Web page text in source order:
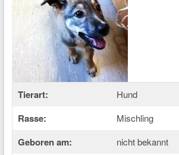
Tierart: Hund
Rasse: Mischling
Geboren am: nicht bekannt